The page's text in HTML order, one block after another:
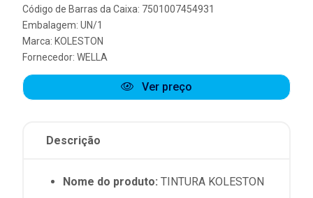
Código de Barras da Caixa: 7501007454931
Embalagem: UN/1
Marca: KOLESTON
Fornecedor: WELLA
Ver preço
Descrição
Nome do produto: TINTURA KOLESTON